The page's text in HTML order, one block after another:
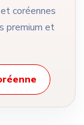
coréennes
premium et